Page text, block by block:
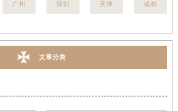
广州 深圳 天津 成都
文章分类